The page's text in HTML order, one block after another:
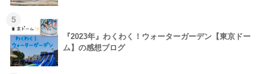
5
『2023年』わくわく！ウォーターガーデン【東京ドー
ム】の感想ブログ